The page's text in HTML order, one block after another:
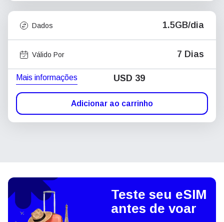
Dados 1.5GB/dia
Válido Por 7 Dias
Mais informações USD 39
Adicionar ao carrinho
Teste seu eSIM
antes de voar